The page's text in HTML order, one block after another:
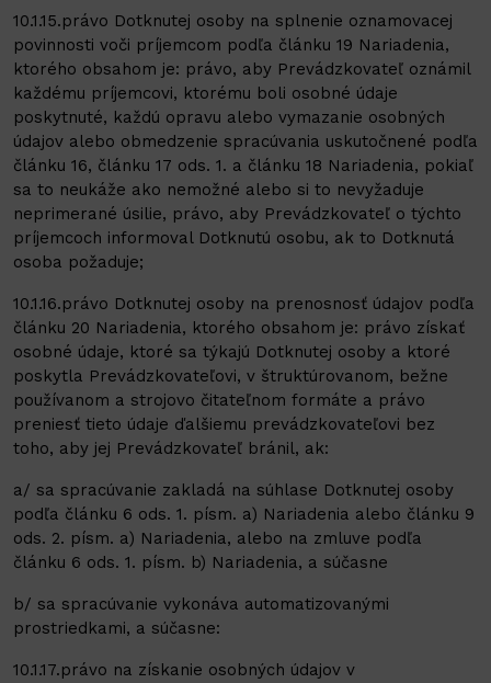
10.1.15.právo Dotknutej osoby na splnenie oznamovacej
povinnosti voči príjemcom podľa článku 19 Nariadenia,
ktorého obsahom je: právo, aby Prevádzkovateľ oznámil
každému príjemcovi, ktorému boli osobné údaje
poskytnuté, každú opravu alebo vymazanie osobných
údajov alebo obmedzenie spracúvania uskutočnené podľa
článku 16, článku 17 ods. 1. a článku 18 Nariadenia, pokiaľ
sa to neukáže ako nemožné alebo si to nevyžaduje
neprimerané úsilie, právo, aby Prevádzkovateľ o týchto
príjemcoch informoval Dotknutú osobu, ak to Dotknutá
osoba požaduje;
10.1.16.právo Dotknutej osoby na prenosnosť údajov podľa
článku 20 Nariadenia, ktorého obsahom je: právo získať
osobné údaje, ktoré sa týkajú Dotknutej osoby a ktoré
poskytla Prevádzkovateľovi, v štruktúrovanom, bežne
používanom a strojovo čitateľnom formáte a právo
preniesť tieto údaje ďalšiemu prevádzkovateľovi bez
toho, aby jej Prevádzkovateľ bránil, ak:
a/ sa spracúvanie zakladá na súhlase Dotknutej osoby
podľa článku 6 ods. 1. písm. a) Nariadenia alebo článku 9
ods. 2. písm. a) Nariadenia, alebo na zmluve podľa
článku 6 ods. 1. písm. b) Nariadenia, a súčasne
b/ sa spracúvanie vykonáva automatizovanými
prostriedkami, a súčasne:
10.1.17.právo na získanie osobných údajov v